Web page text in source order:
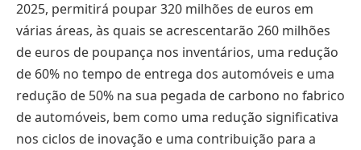
2025, permitirá poupar 320 milhões de euros em
várias áreas, às quais se acrescentarão 260 milhões
de euros de poupança nos inventários, uma redução
de 60% no tempo de entrega dos automóveis e uma
redução de 50% na sua pegada de carbono no fabrico
de automóveis, bem como uma redução significativa
nos ciclos de inovação e uma contribuição para a